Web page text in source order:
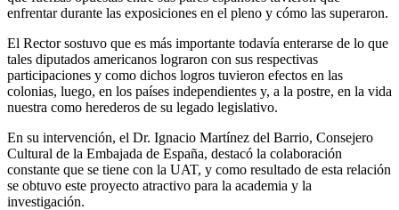
enfrentar durante las exposiciones en el pleno y cómo las superaron.
El Rector sostuvo que es más importante todavía enterarse de lo que
tales diputados americanos lograron con sus respectivas
participaciones y como dichos logros tuvieron efectos en las
colonias, luego, en los países independientes y, a la postre, en la vida
nuestra como herederos de su legado legislativo.
En su intervención, el Dr. Ignacio Martínez del Barrio, Consejero
Cultural de la Embajada de España, destacó la colaboración
constante que se tiene con la UAT, y como resultado de esta relación
se obtuvo este proyecto atractivo para la academia y la
investigación.